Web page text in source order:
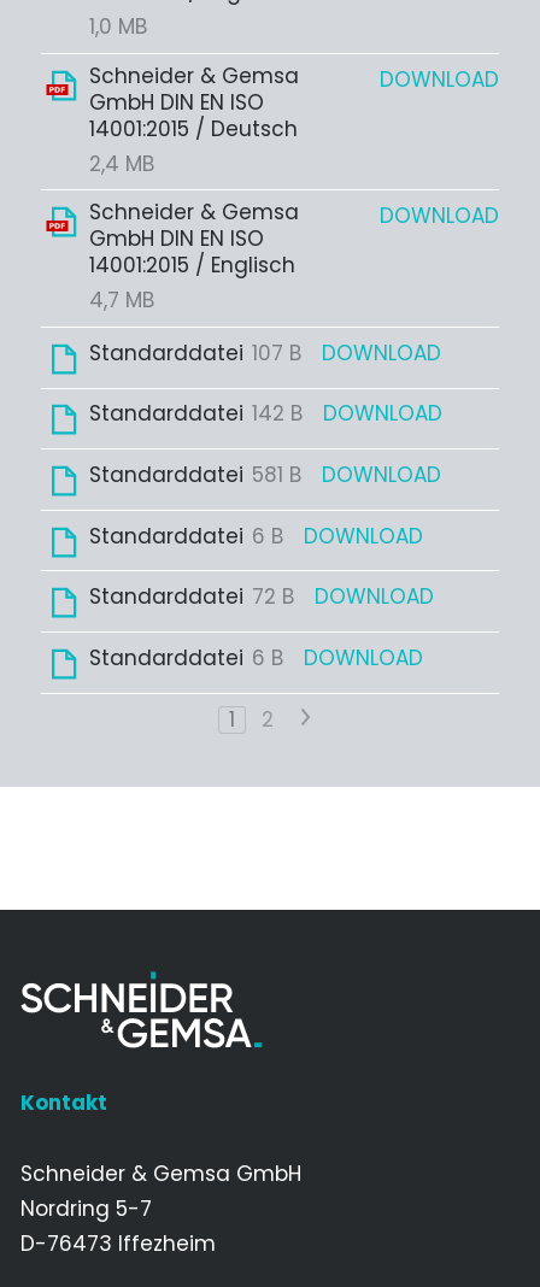
1,0 MB
Schneider & Gemsa
GmbH DIN EN ISO
14001:2015 / Deutsch
2,4 MB
DOWNLOAD
Schneider & Gemsa
GmbH DIN EN ISO
14001:2015 / Englisch
4,7 MB
DOWNLOAD
Standarddatei 107 B DOWNLOAD
Standarddatei 142 B DOWNLOAD
Standarddatei 581 B DOWNLOAD
Standarddatei 6 B DOWNLOAD
Standarddatei 72 B DOWNLOAD
Standarddatei 6 B DOWNLOAD
1 2 >
Kontakt
Schneider & Gemsa GmbH
Nordring 5-7
D-76473 Iffezheim